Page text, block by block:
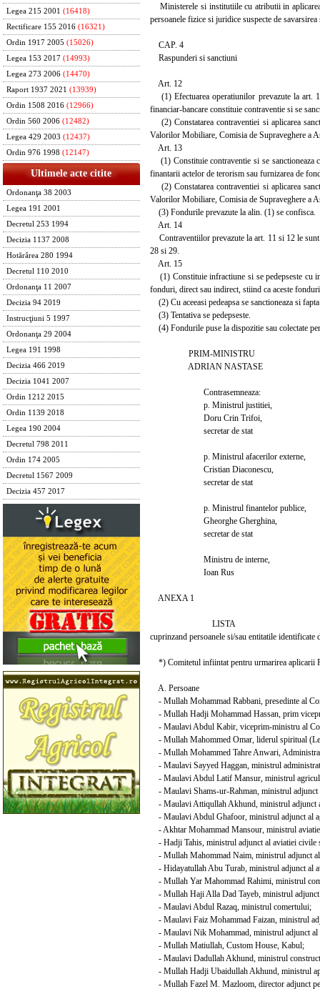
Legea 215 2001 (16418)
Rectificare 155 2016 (16321)
Ordin 1917 2005 (15026)
Legea 153 2017 (14993)
Legea 273 2006 (14470)
Raport 1937 2021 (13939)
Ordin 1508 2016 (12966)
Ordin 560 2006 (12482)
Legea 429 2003 (12437)
Ordin 976 1998 (12147)
Ultimele acte citite
Ordonanţa 38 2003
Legea 191 2001
Decretul 253 1994
Decizia 1137 2008
Hotărârea 280 1994
Decretul 110 2010
Ordonanţa 11 2007
Decizia 94 2019
Instrucţiuni 5 1997
Ordonanţa 29 2004
Legea 191 1998
Decizia 466 2019
Decizia 1041 2007
Ordin 1212 2015
Ordin 1139 2018
Legea 190 2004
Decretul 798 2011
Ordin 174 2005
Decretul 1567 2009
Decizia 457 2017
Ministerele si institutiile cu atributii in
persoanele fizice si juridice suspecte de
CAP. 4
Raspunderi si sanctiuni
Art. 12
(1) Efectuarea operatiunilor prevazute la art.
financiar-bancare constituie contraventie si se
(2) Constatarea contraventiei si aplicarea
Valorilor Mobiliare, Comisia de Supraveghere a
Art. 13
(1) Constituie contraventie si se sanctioneaza
finantarii actelor de terorism sau furnizarea de
(2) Constatarea contraventiei si aplicarea
Valorilor Mobiliare, Comisia de Supraveghere a
(3) Fondurile prevazute la alin. (1) se confisca.
Art. 14
Contraventiilor prevazute la art. 11 si 12 le
28 si 29.
Art. 15
(1) Constituie infractiune si se pedepseste cu
fonduri, direct sau indirect, stiind ca aceste
(2) Cu aceeasi pedeapsa se sanctioneaza si
(3) Tentativa se pedepseste.
(4) Fondurile puse la dispozitie sau colectate
PRIM-MINISTRU
ADRIAN NASTASE
Contrasemneaza:
p. Ministrul justitiei,
Doru Crin Trifoi,
secretar de stat
p. Ministrul afacerilor externe,
Cristian Diaconescu,
secretar de stat
p. Ministrul finantelor publice,
Gheorghe Gherghina,
secretar de stat
Ministru de interne,
Ioan Rus
ANEXA 1
LISTA
cuprinzand persoanele si/sau entitatile identificate
*) Comitetul infiintat pentru urmarirea aplicarii
A. Persoane
- Mullah Mohammad Rabbani, presedinte al
- Mullah Hadji Mohammad Hassan, prim
- Maulavi Abdul Kabir, viceprim-ministru al
- Mullah Mahommed Omar, liderul spiritual
- Mullah Mohammed Tahre Anwari,
- Maulavi Sayyed Haggan, ministrul
- Maulavi Abdul Latif Mansur, ministrul
- Maulavi Shams-ur-Rahman, ministrul
- Maulavi Attiqullah Akhund, ministrul adjunct
- Maulavi Abdul Ghafoor, ministrul adjunct al
- Akhtar Mohammad Mansour, ministrul
- Hadji Tahis, ministrul adjunct al aviatiei civile
- Mullah Mahommad Naim, ministrul adjunct
- Hidayatullah Abu Turab, ministrul adjunct al
- Mullah Yar Mahommad Rahimi, ministrul
- Mullah Haji Alla Dad Tayeb, ministrul
- Maulavi Abdul Razaq, ministrul comertului;
- Maulavi Faiz Mohammad Faizan, ministrul
- Maulavi Nik Mohammad, ministrul adjunct al
- Mullah Matiullah, Custom House, Kabul;
- Maulavi Dadullah Akhund, ministrul
- Mullah Hadji Ubaidullah Akhund, ministrul
- Mullah Fazel M. Mazloom, director adjunct pe